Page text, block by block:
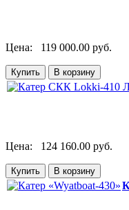
Цена: 119 000.00 руб.
Цена: 124 160.00 руб.